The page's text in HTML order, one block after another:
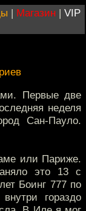
| Магазин | VIP
Первые две
неделя
Сан-Пауло.
или Париже.
это 13 с
Боинг 777 по
гораздо